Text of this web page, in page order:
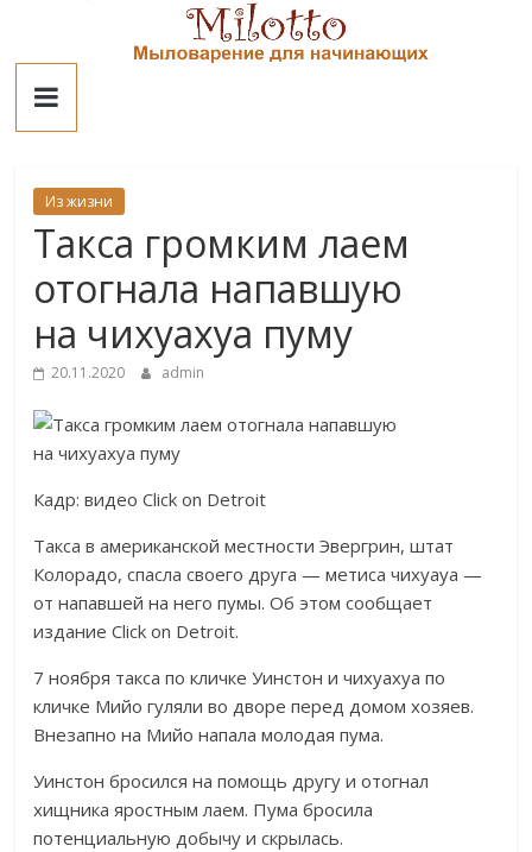
contentМилотто
Из жизни
Такса громким лаем
отогнала напавшую
на чихуахуа пуму
20.11.2020 admin
Кадр: видео Click on Detroit
Такса в американской местности Эвергрин, штат
Колорадо, спасла своего друга — метиса чихуауа —
от напавшей на него пумы. Об этом сообщает
издание Click on Detroit.
7 ноября такса по кличке Уинстон и чихуахуа по
кличке Мийо гуляли во дворе перед домом хозяев.
Внезапно на Мийо напала молодая пума.
Уинстон бросился на помощь другу и отогнал
хищника яростным лаем. Пума бросила
потенциальную добычу и скрылась.